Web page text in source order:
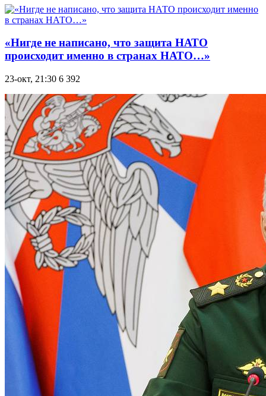
«Нигде не написано, что защита НАТО
происходит именно в странах НАТО…»
23-окт, 21:30 6 392